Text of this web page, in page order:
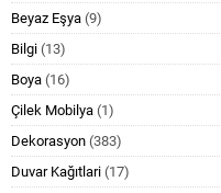
Beyaz Eşya (9)
Bilgi (13)
Boya (16)
Çilek Mobilya (1)
Dekorasyon (383)
Duvar Kağıtlari (17)